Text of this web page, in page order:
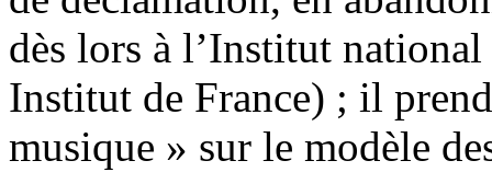
dès lors à l’Institut national
Institut de France) ; il
musique » sur le modèle